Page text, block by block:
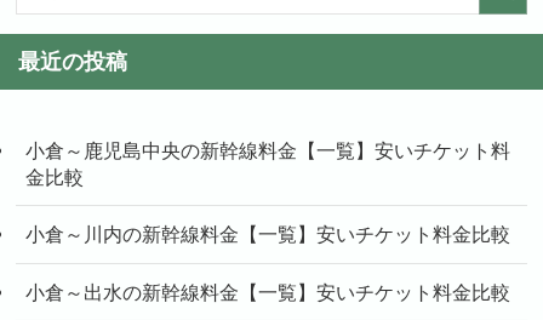
最近の投稿
小倉～鹿児島中央の新幹線料金【一覧】安いチケット料
金比較
小倉～川内の新幹線料金【一覧】安いチケット料金比較
小倉～出水の新幹線料金【一覧】安いチケット料金比較